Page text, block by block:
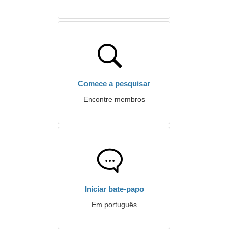
Comece a pesquisar
Encontre membros
Iniciar bate-papo
Em português